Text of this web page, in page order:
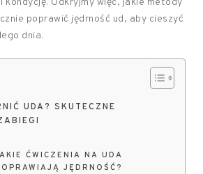
kondycję. Odkryjmy więc, jakie metody
poprawić jędrność ud, aby cieszyć
dnia.
UDA? SKUTECZNE
ĆWICZENIA NA UDA
JĘDRNOŚĆ?